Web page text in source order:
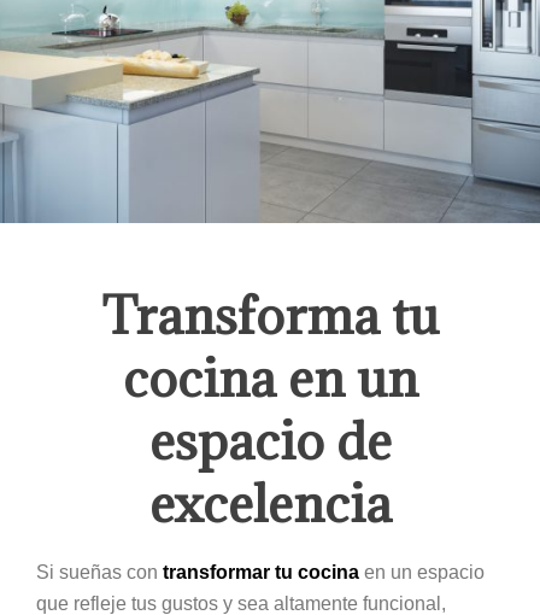
Transforma tu
cocina en un
espacio de
excelencia
Si sueñas con transformar tu cocina en un espacio
que refleje tus gustos y sea altamente funcional,